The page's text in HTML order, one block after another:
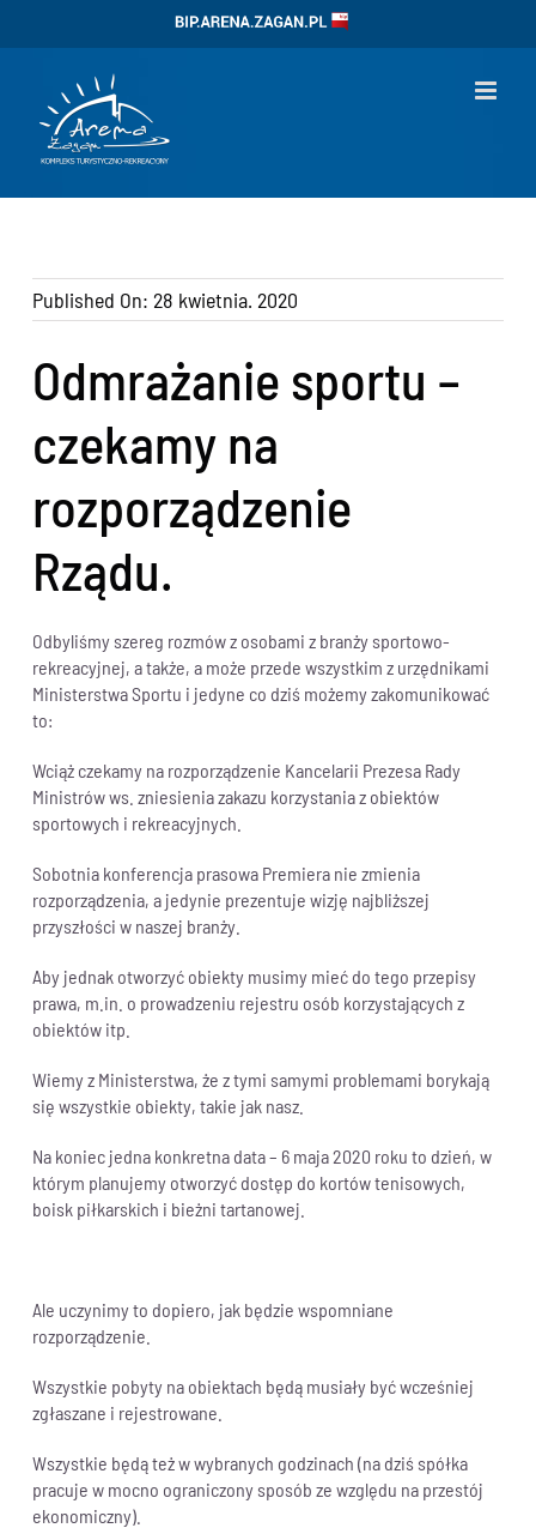
BIP
Published On: 28 kwietnia. 2020
Odmrażanie sportu –
czekamy na
rozporządzenie
Rządu.
Odbyliśmy szereg rozmów z osobami z branży sportowo-
rekreacyjnej, a także, a może przede wszystkim z urzędnikami
Ministerstwa Sportu i jedyne co dziś możemy zakomunikować
to:
Wciąż czekamy na rozporządzenie Kancelarii Prezesa Rady
Ministrów ws. zniesienia zakazu korzystania z obiektów
sportowych i rekreacyjnych.
Sobotnia konferencja prasowa Premiera nie zmienia
rozporządzenia, a jedynie prezentuje wizję najbliższej
przyszłości w naszej branży.
Aby jednak otworzyć obiekty musimy mieć do tego przepisy
prawa, m.in. o prowadzeniu rejestru osób korzystających z
obiektów itp.
Wiemy z Ministerstwa, że z tymi samymi problemami borykają
się wszystkie obiekty, takie jak nasz.
Na koniec jedna konkretna data – 6 maja 2020 roku to dzień, w
którym planujemy otworzyć dostęp do kortów tenisowych,
boisk piłkarskich i bieżni tartanowej.
Ale uczynimy to dopiero, jak będzie wspomniane
rozporządzenie.
Wszystkie pobyty na obiektach będą musiały być wcześniej
zgłaszane i rejestrowane.
Wszystkie będą też w wybranych godzinach (na dziś spółka
pracuje w mocno ograniczony sposób ze względu na przestój
ekonomiczny).